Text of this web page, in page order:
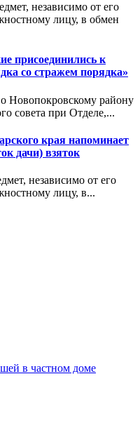
независимо от его
лицу, в обмен
присоединились к
со стражем порядка»
району
совета при Отделе,...
края напоминает
дачи) взяток
независимо от его
лицу, в...
в частном доме